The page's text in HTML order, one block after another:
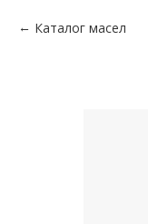
Каталог масел